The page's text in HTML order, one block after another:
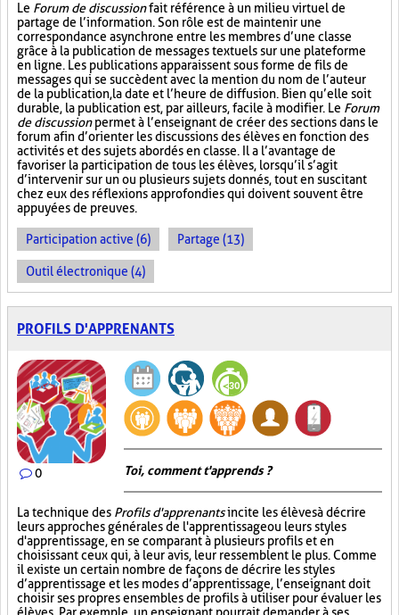
Le Forum de discussionfait référence à un milieu virtuel de
partage de l’information. Son rôle est de maintenir une
correspondance asynchrone entre les membres d’une classe
grâce à la publication de messages textuels sur une plateforme
en ligne. Les publications apparaissent sous forme de fils de
messages qui se succèdent avec la mention du nom de l’auteur
de la publication, la date et l’heure de diffusion. Bien qu’elle soit
durable, la publication est, par ailleurs, facile à modifier. Le Forum
de discussionpermet à l’enseignant de créer des sections dans le
forum afin d’orienter les discussions des élèves en fonction des
activités et des sujets abordés en classe. Il a l’avantage de
favoriser la participation de tous les élèves, lorsqu’il s’agit
d’intervenir sur un ou plusieurs sujets donnés, tout en suscitant
chez eux des réflexions approfondies qui doivent souvent être
appuyées de preuves.
Participation active (6) Partage (13)
Outil électronique (4)
PROFILS D'APPRENANTS
0 Toi, comment t'apprends ?
La technique des Profils d'apprenantsincite les élèves à décrire
leurs approches générales de l'apprentissage ou leurs styles
d'apprentissage, en se comparant à plusieurs profils et en
choisissant ceux qui, à leur avis, leur ressemblent le plus. Comme
il existe un certain nombre de façons de décrire les styles
d’apprentissage et les modes d’apprentissage, l’enseignant doit
choisir ses propres ensembles de profils à utiliser pour évaluer les